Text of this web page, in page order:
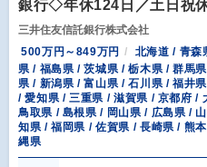
銀行◇年休124日／土日祝
三井住友信託銀行株式会社
500万円～849万円
北海道 / 青森
県 / 福島県 / 茨城県 / 栃木県 / 群馬
県 / 新潟県 / 富山県 / 石川県 / 福井
/ 愛知県 / 三重県 / 滋賀県 / 京都府 /
鳥取県 / 島根県 / 岡山県 / 広島県 /
知県 / 福岡県 / 佐賀県 / 長崎県 / 熊
縄県